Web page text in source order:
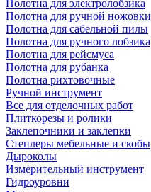
Полотна для электролобзика
Полотна для ручной ножовки
Полотна для сабельной пилы
Полотна для ручного лобзика
Полотна для рейсмуса
Полотна для рубанка
Полотна рихтовочные
Ручной инструмент
Все для отделочных работ
Плиткорезы и ролики
Заклепочники и заклепки
Степлеры мебельные и скобы
Дыроколы
Измерительный инструмент
Гидроуровни